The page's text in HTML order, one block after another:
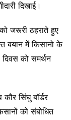
दिखाई।
जरूरी ठहराते हुए
बयान में किसानो के
को समर्थन
सिंघु बॉर्डर
को संबोधित